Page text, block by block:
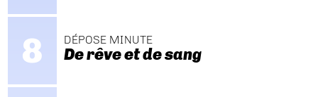
DÉPOSE MINUTE
De rêve et de sang